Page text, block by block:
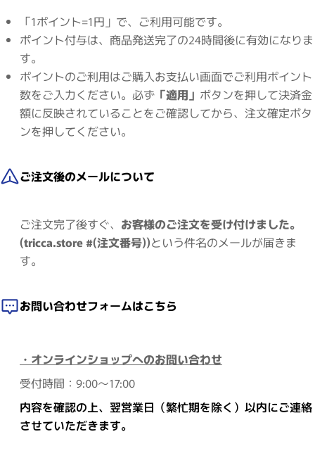
「1ポイント=1円」で、ご利用可能です。
ポイント付与は、商品発送完了の24時間後に有効になりま
す。
ポイントのご利用はご購入お支払い画面でご利用ポイント
数をご入力ください。必ず 「適用」 ボタンを押して決済金
額に反映されていることをご確認してから、注文確定ボタ
ンを押してください。
ご注文後のメールについて
ご注文完了後すぐ、 お客様のご注文を受け付けました。
(tricca.store #(注文番号))という件名のメールが届きま
す。
お問い合わせフォームはこちら
・オンラインショップへのお問い合わせ
受付時間：9:00～17:00
内容を確認の上、翌営業日（繁忙期を除く）以内にご連絡
させていただきます。